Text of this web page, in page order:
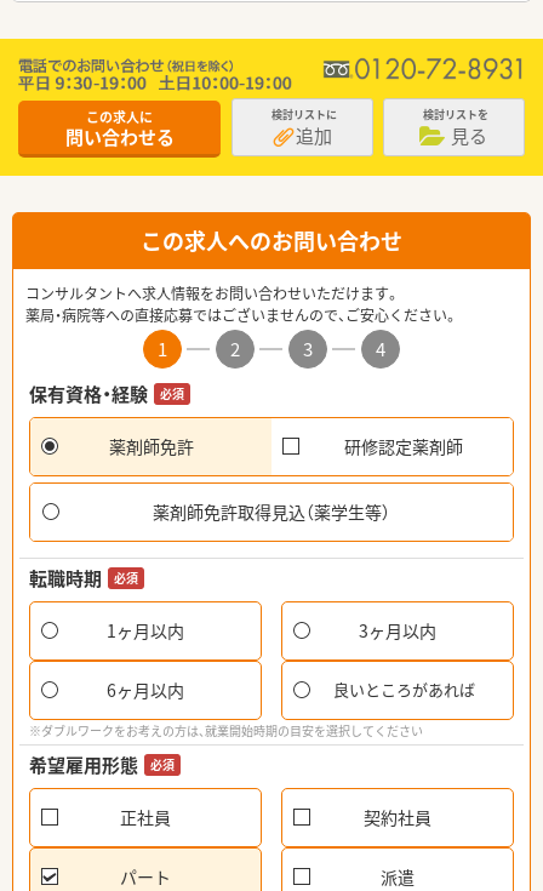
この求人に
問い合わせる
検討リストに
追加
検討リストを
見る
この求人へのお問い合わせ
コンサルタントへ求人情報をお問い合わせいただけます。
薬局・病院等への直接応募ではございませんので、ご安心ください。
1 2 3
4
保有資格・経験
必須
薬剤師免許 研修認定薬剤師
薬剤師免許取得見込（薬学生等）
転職時期 必須
1ヶ月以内 3ヶ月以内
6ヶ月以内 良いところがあれば
※ダブルワークをお考えの方は、就業開始時期の目安を選択してください
希望雇用形態 必須
正社員 契約社員
パート 派遣